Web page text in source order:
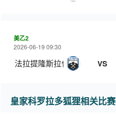
美乙2
2026-06-19 09:30
法拉提隆斯拉什 VS
皇家科罗拉多狐狸相关比赛